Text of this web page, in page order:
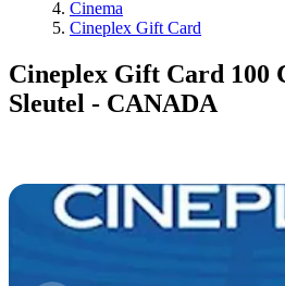
Cinema
Cineplex Gift Card
Cineplex Gift Card 100
Sleutel - CANADA